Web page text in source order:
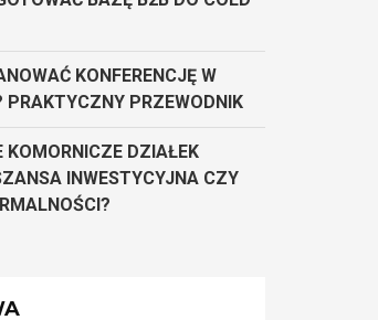
KONFERENCJĘ W
PRAKTYCZNY PRZEWODNIK
KOMORNICZE DZIAŁEK
INWESTYCYJNA CZY